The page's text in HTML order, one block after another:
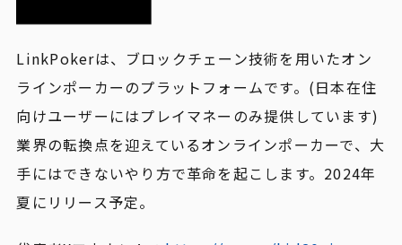
LinkPokerは、ブロックチェーン技術を用いたオン
ラインポーカーのプラットフォームです。(日本在住
向けユーザーにはプレイマネーのみ提供しています)
業界の転換点を迎えているオンラインポーカーで、大
手にはできないやり方で革命を起こします。2024年
夏にリリース予定。